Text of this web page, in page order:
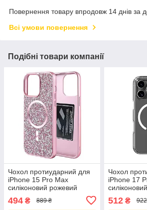
Повернення товару впродовж 14 днів за
Всі умови повернення
Подібні товари компанії
Чохол протиударний для
iPhone 15 Pro Max
силіконовий рожевий
захист від ударів і падінь з
MagSafe
494 ₴ 889 ₴
Чохол
iPhone 17
захист від
512₴